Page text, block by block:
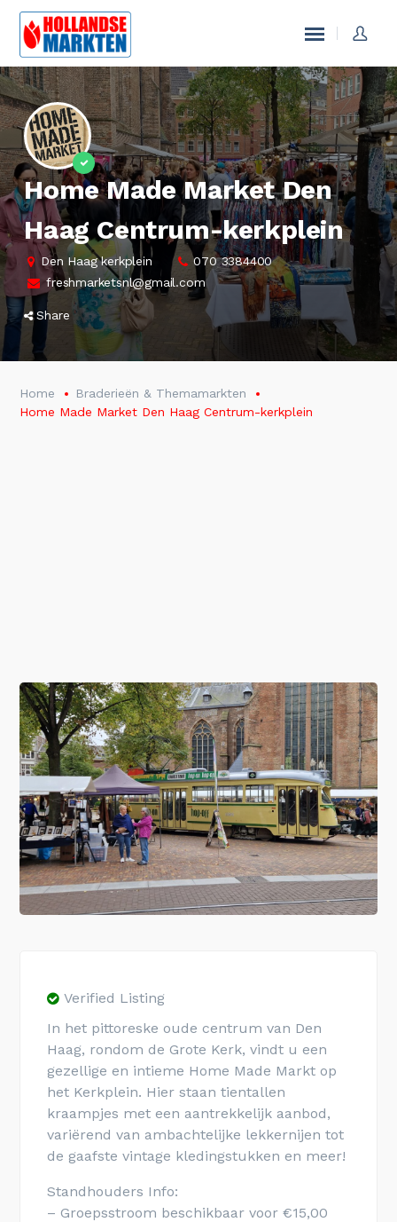
Home Made Market Den
Haag Centrum-kerkplein
Den Haag kerkplein
070 3384400
freshmarketsnl@gmail.com
Share
Home
Braderieën & Themamarkten
Home Made Market Den Haag Centrum-kerkplein
Verified Listing
In het pittoreske oude centrum van Den
Haag, rondom de Grote Kerk, vindt u een
gezellige en intieme Home Made Markt op
het Kerkplein. Hier staan tientallen
kraampjes met een aantrekkelijk aanbod,
variërend van ambachtelijke lekkernijen tot
de gaafste vintage kledingstukken en meer!
Standhouders Info:
– Groepsstroom beschikbaar voor €15,00